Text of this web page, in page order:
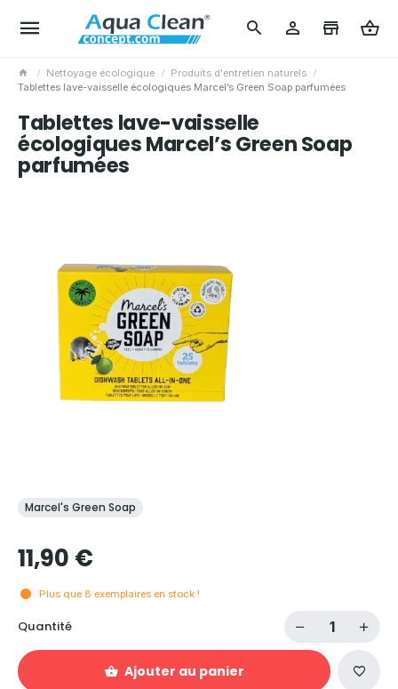
Nettoyage écologique
Produits d'entretien naturels
Tablettes lave-vaisselle écologiques Marcel’s Green Soap parfumées
Tablettes lave-vaisselle
écologiques Marcel’s Green Soap
parfumées
Marcel's Green Soap
11,90 €
Plus que 8 exemplaires en stock !
Quantité
Ajouter au panier